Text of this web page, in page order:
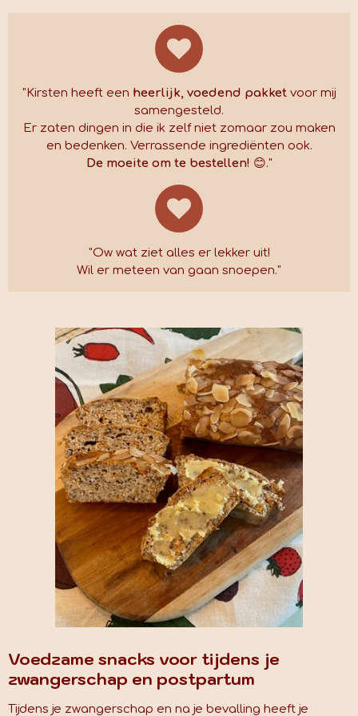
"Kirsten heeft een heerlijk, voedend pakketvoor mij
samengesteld.
Er zaten dingen in die ik zelf niet zomaar zou maken
en bedenken. Verrassende ingrediënten ook.
De moeite om te bestellen! 😊."
"Ow wat ziet alles er lekker uit!
Wil er meteen van gaan snoepen."
Voedzame snacks voor tijdens je
zwangerschap en postpartum
Tijdens je zwangerschap en na je bevalling heeft je